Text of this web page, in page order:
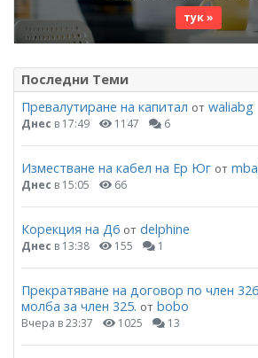
тук »
Последни Теми
Превалутиране на капитал от waliabg
Днес в 17:49 1147 6
Изместване на кабел на Ер Юг от
Днес в 15:05 66
Корекция на Д6 от delphine
Днес в 13:38 155 1
Прекратяване на договор по член
молба за член 325. от bobo
Вчера в 23:37 1025 13